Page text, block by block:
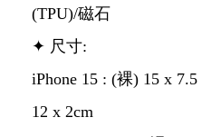
(TPU)/磁石
✦ 尺寸:
iPhone 15 : (裸) 15 x
12 x 2cm